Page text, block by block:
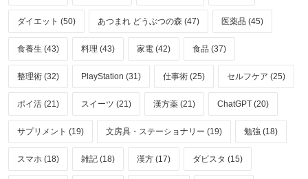
ダイエット (50) あつまれ どうぶつの森 (47) 医薬品 (45)
食養生 (43) 料理 (43) 家電 (42) 食品 (37)
整理術 (32) PlayStation (31) 仕事術 (25) セルフケア (25)
ポイ活 (21) スイーツ (21) 漢方薬 (21) ChatGPT (20)
サプリメント (19) 文房具・ステーショナリー (19) 勉強 (18)
スマホ (18) 雑記 (18) 漢方 (17) ダビスタ (15)